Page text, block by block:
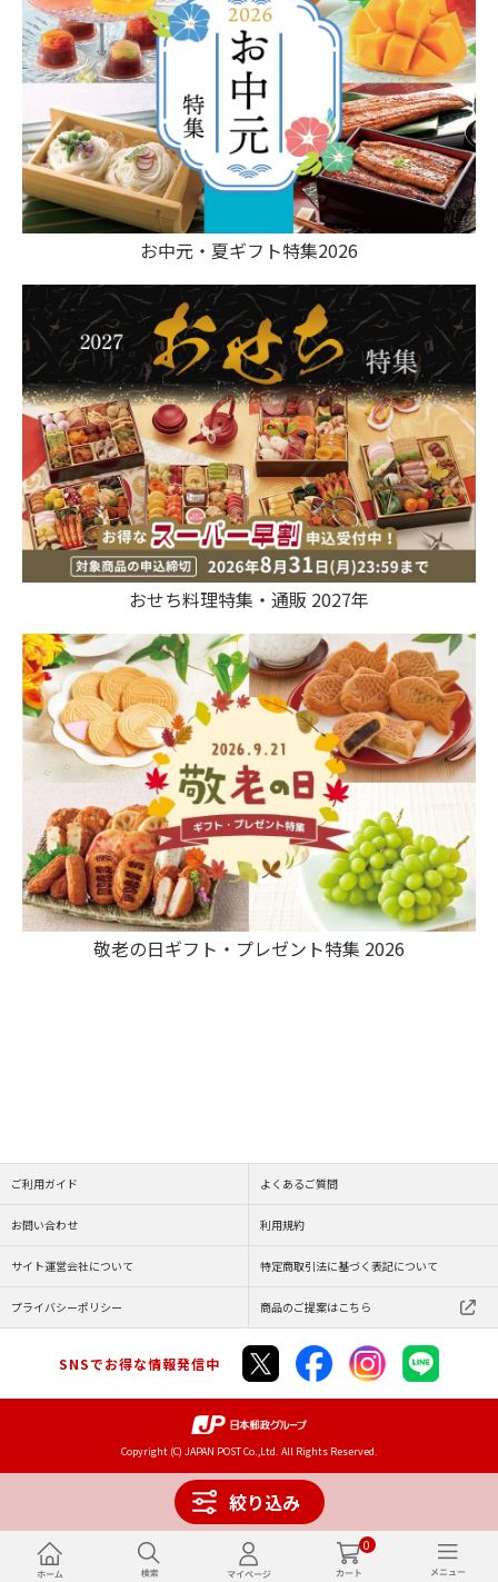
0
絞り込み
お中元・夏ギフト特集2026
おせち料理特集・通販 2027年
敬老の日ギフト・プレゼント特集 2026
ご利用ガイド よくあるご質問
お問い合わせ 利用規約
サイト運営会社について 特定商取引法に基づく表記について
プライバシーポリシー 商品のご提案はこちら
SNSでお得な情報発信中
Copyright (C) JAPAN POST Co.,Ltd. All Rights Reserved.